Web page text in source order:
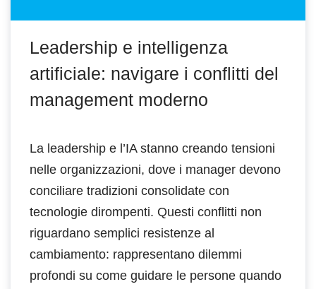
Leadership e intelligenza
artificiale: navigare i conflitti del
management moderno
La leadership e l’IA stanno creando tensioni
nelle organizzazioni, dove i manager devono
conciliare tradizioni consolidate con
tecnologie dirompenti. Questi conflitti non
riguardano semplici resistenze al
cambiamento: rappresentano dilemmi
profondi su come guidare le persone quando